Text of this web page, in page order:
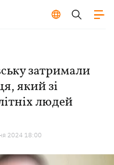
затримали
який зі
людей
2024 18:00